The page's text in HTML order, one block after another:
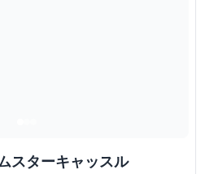
スターキャッスル